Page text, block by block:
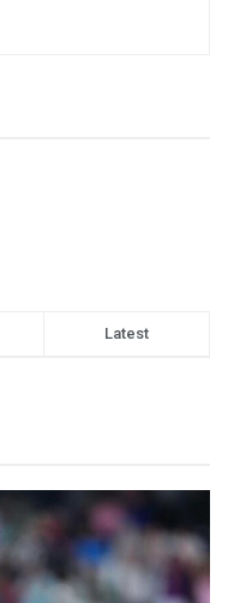
Latest